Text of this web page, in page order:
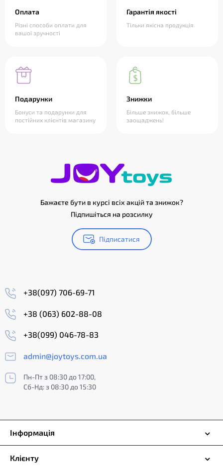
Оплата
Різні способи оплати для
вашої зручності
Гарантія якості
Тільки якісна продукція
Подарунки
Бонуси та подарунки для
постійних клієнтів магазину
Знижки
Більше знижок, більше
заощаджень!
Бажаєте бути в курсі всіх акцій та знижок?
Підпишіться на розсилку
Підписатися
+38(097) 706-69-71
+38 (063) 602-88-08
+38(099) 046-78-83
admin@joytoys.com.ua
Пн-Пт з 08:30 до 17:00,
Сб-Нд: з 08:30 до 15:30
Інформація
Клієнту